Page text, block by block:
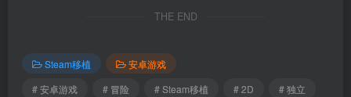
THE END
Steam移植
安卓游戏
# 安卓游戏
# 冒险 # Steam移植 # 2D
# 独立